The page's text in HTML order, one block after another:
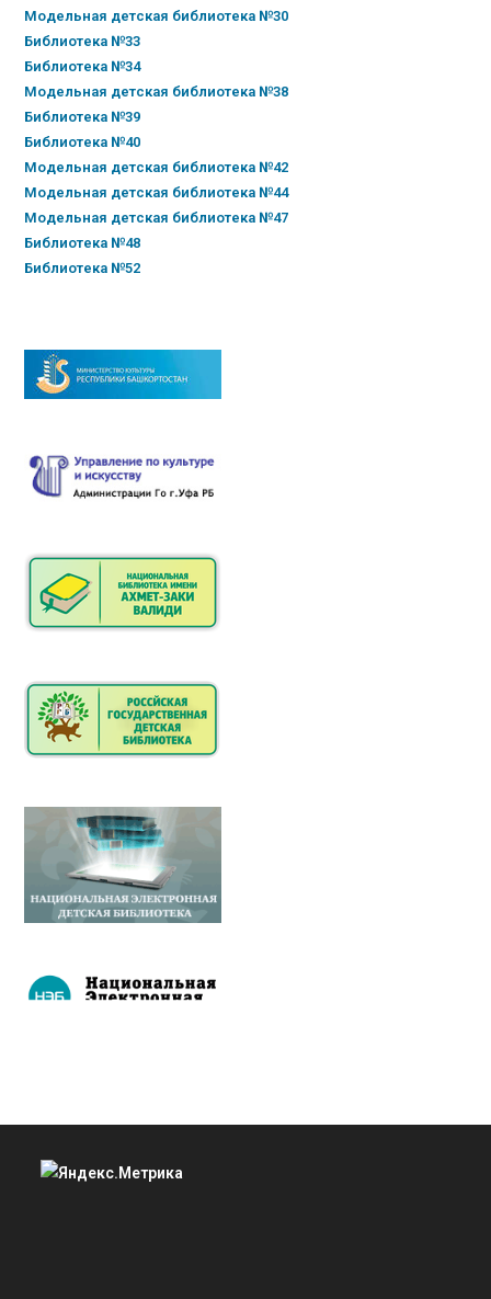
Модельная детская библиотека №30
Библиотека №33
Библиотека №34
Модельная детская библиотека №38
Библиотека №39
Библиотека №40
Модельная детская библиотека №42
Модельная детская библиотека №44
Модельная детская библиотека №47
Библиотека №48
Библиотека №52